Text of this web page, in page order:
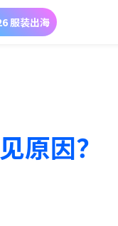
服装出海
原因？